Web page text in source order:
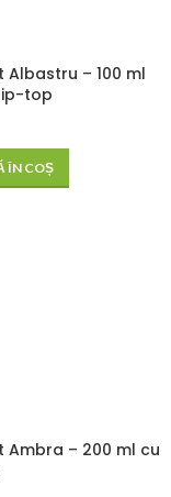
Albastru – 100 ml
top
ÎN COȘ
Ambra – 200 ml cu